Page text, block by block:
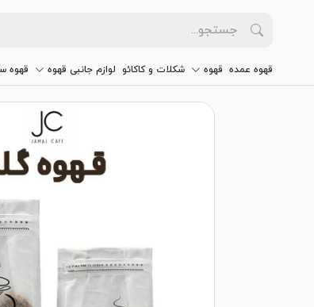
قهوه عمده قهوه شکلات و کاکائو لوازم جانبی قهوه قهوه